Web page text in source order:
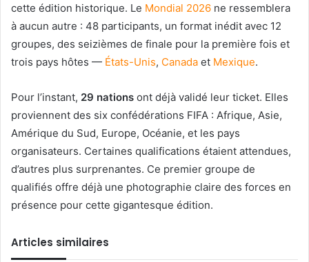
cette édition historique. Le Mondial 2026 ne ressemblera
à aucun autre : 48 participants, un format inédit avec 12
groupes, des seizièmes de finale pour la première fois et
trois pays hôtes — États-Unis, Canada et Mexique.
Pour l’instant, 29 nations ont déjà validé leur ticket. Elles
proviennent des six confédérations FIFA : Afrique, Asie,
Amérique du Sud, Europe, Océanie, et les pays
organisateurs. Certaines qualifications étaient attendues,
d’autres plus surprenantes. Ce premier groupe de
qualifiés offre déjà une photographie claire des forces en
présence pour cette gigantesque édition.
Articles similaires